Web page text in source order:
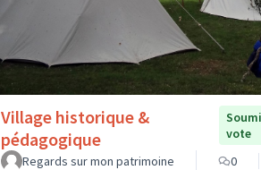
Village historique &
pédagogique
vote
Regards sur mon patrimoine
0